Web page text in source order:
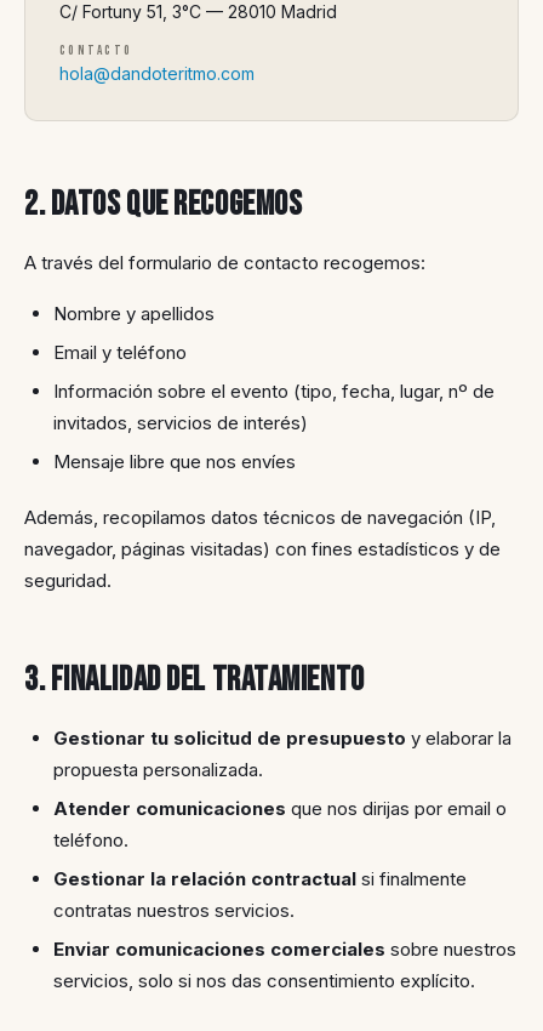
C/ Fortuny 51, 3°C — 28010 Madrid
Contacto
hola@dandoteritmo.com
2. Datos que recogemos
A través del formulario de contacto recogemos:
Nombre y apellidos
Email y teléfono
Información sobre el evento (tipo, fecha, lugar, nº de
invitados, servicios de interés)
Mensaje libre que nos envíes
Además, recopilamos datos técnicos de navegación (IP,
navegador, páginas visitadas) con fines estadísticos y de
seguridad.
3. Finalidad del tratamiento
Gestionar tu solicitud de presupuesto y elaborar la
propuesta personalizada.
Atender comunicaciones que nos dirijas por email o
teléfono.
Gestionar la relación contractual si finalmente
contratas nuestros servicios.
Enviar comunicaciones comerciales sobre nuestros
servicios, solo si nos das consentimiento explícito.